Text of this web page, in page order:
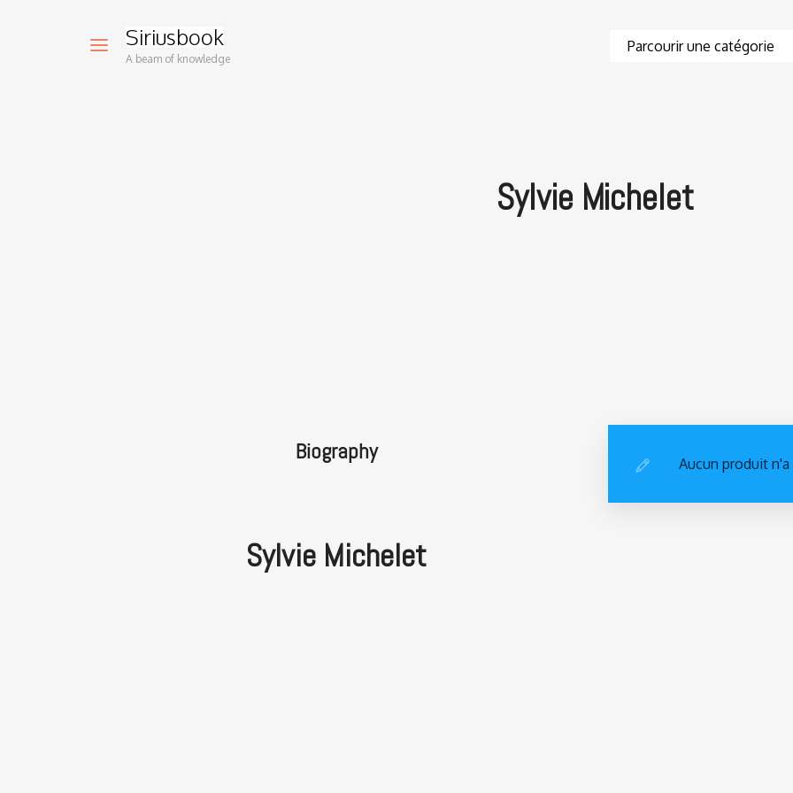
Siriusbook
A beam of knowledge
Sylvie Michelet
Biography
Sylvie Michelet
Aucun produit